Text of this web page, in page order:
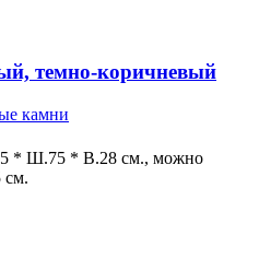
темно-коричневый
камни
* Ш.75 * В.28 см., можно
см.